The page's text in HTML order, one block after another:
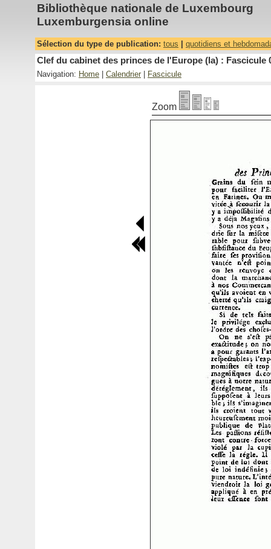
Bibliothèque nationale de Luxembourg
Luxemburgensia online
Sélection du type de publication: tous quotidiens et
Clef du cabinet des princes de l'Europe (la) : Fascicule
Navigation: Home Calendrier Fascicule
Zoom